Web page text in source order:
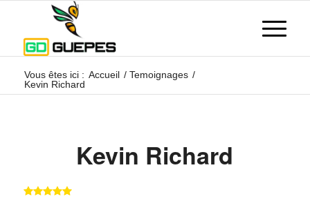
Vous êtes ici : Accueil / Temoignages /
Kevin Richard
Kevin Richard